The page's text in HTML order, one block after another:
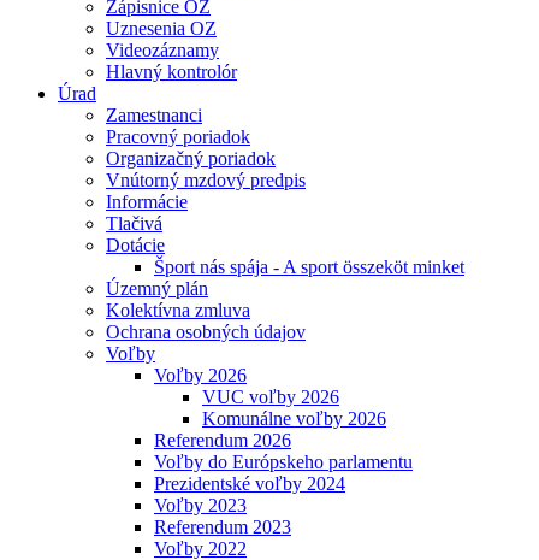
Zápisnice OZ
Uznesenia OZ
Videozáznamy
Hlavný kontrolór
Úrad
Zamestnanci
Pracovný poriadok
Organizačný poriadok
Vnútorný mzdový predpis
Informácie
Tlačivá
Dotácie
Šport nás spája - A sport összeköt minket
Územný plán
Kolektívna zmluva
Ochrana osobných údajov
Voľby
Voľby 2026
VUC voľby 2026
Komunálne voľby 2026
Referendum 2026
Voľby do Európskeho parlamentu
Prezidentské voľby 2024
Voľby 2023
Referendum 2023
Voľby 2022